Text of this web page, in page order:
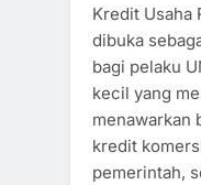
Kredit Usaha
dibuka
bagi pelaku
kecil yang
menawarkan
kredit
pemerintah,